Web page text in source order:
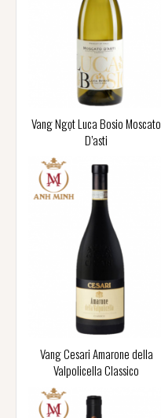
Vang Ngọt Luca Bosio Moscato
D’asti
Vang Cesari Amarone della
Valpolicella Classico